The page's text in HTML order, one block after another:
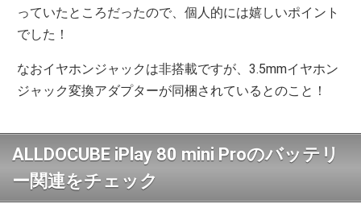
っていたところだったので、個人的には嬉しいポイント
でした！
なおイヤホンジャックは非搭載ですが、3.5mmイヤホン
ジャック変換アダプターが同梱されているとのこと！
ALLDOCUBE iPlay 80 mini Proのバッテリ
ー関連をチェック